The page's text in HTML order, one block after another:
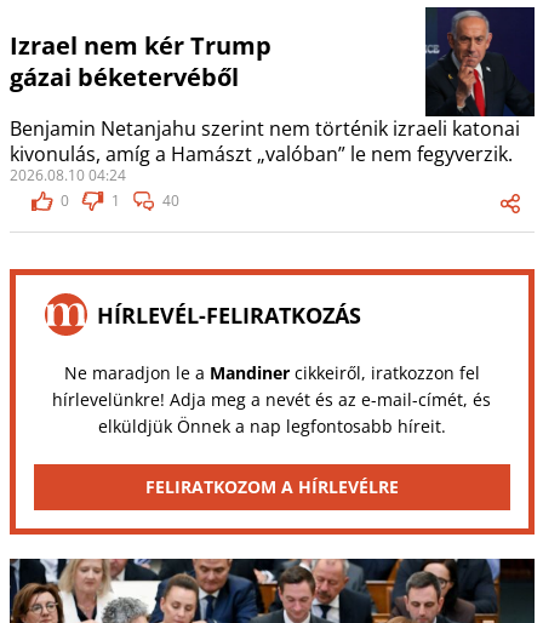
Izrael nem kér Trump
gázai béketervéből
Benjamin Netanjahu szerint nem történik izraeli katonai
kivonulás, amíg a Hamászt „valóban” le nem fegyverzik.
2026.08.10 04:24
0
1 40
HÍRLEVÉL-FELIRATKOZÁS
Ne maradjon le a Mandinercikkeiről, iratkozzon fel
hírlevelünkre! Adja meg a nevét és az e-mail-címét, és
elküldjük Önnek a nap legfontosabb híreit.
FELIRATKOZOM A HÍRLEVÉLRE